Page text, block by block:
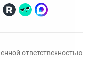
ответственностью